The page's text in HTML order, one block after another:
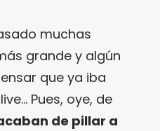
muchas
grande y algún
que ya iba
Pues, oye, de
de pillar a